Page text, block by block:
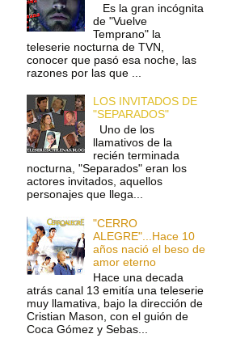
Es la gran incógnita
de "Vuelve
Temprano" la
teleserie nocturna de TVN,
conocer que pasó esa noche, las
razones por las que ...
LOS INVITADOS DE
"SEPARADOS"
Uno de los
llamativos de la
recién terminada
nocturna, "Separados" eran los
actores invitados, aquellos
personajes que llega...
"CERRO
ALEGRE"...Hace 10
años nació el beso de
amor eterno
Hace una decada
atrás canal 13 emitía una teleserie
muy llamativa, bajo la dirección de
Cristian Mason, con el guión de
Coca Gómez y Sebas...